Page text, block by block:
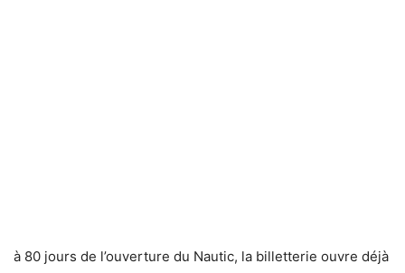
à 80 jours de l’ouverture du Nautic, la billetterie ouvre déjà